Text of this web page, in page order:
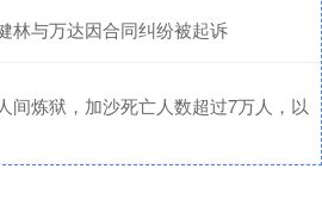
林与万达因合同纠纷被起诉
间炼狱，加沙死亡人数超过7万人，以